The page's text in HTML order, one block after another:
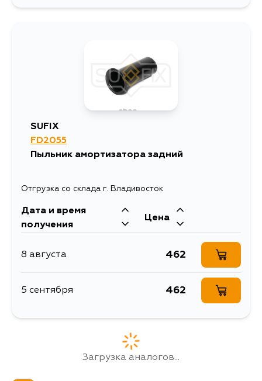
SUFIX
FD2055
Пыльник амортизатора задний
Отгрузка со склада г. Владивосток
Дата и время
получения
Цена
8 августа 462
5 сентября 462
Загрузка аналогов...